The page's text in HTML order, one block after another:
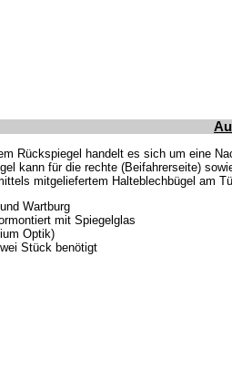
Rückspiegel handelt es sich um eine
kann für die rechte (Beifahrerseite)
mitgeliefertem Halteblechbügel am
Wartburg
mit Spiegelglas
Optik)
Stück benötigt